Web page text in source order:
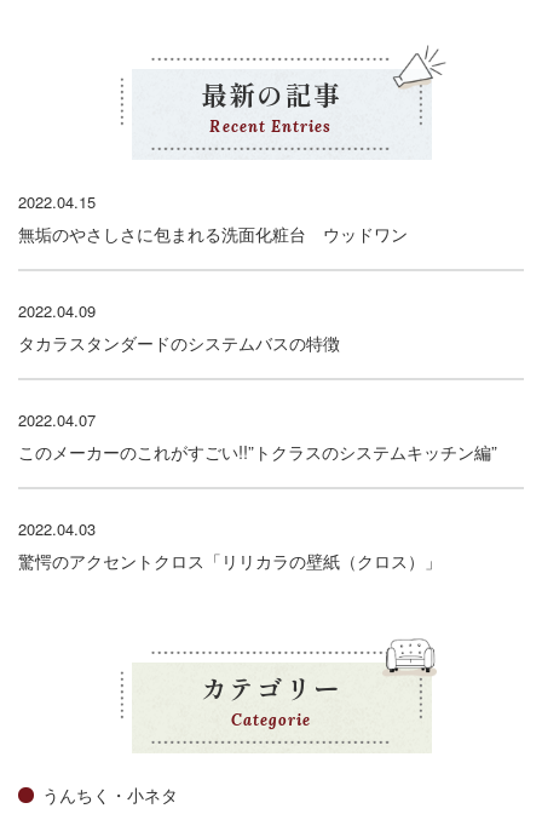
最新の記事
Recent Entries
2022.04.15
無垢のやさしさに包まれる洗面化粧台 ウッドワン
2022.04.09
タカラスタンダードのシステムバスの特徴
2022.04.07
このメーカーのこれがすごい!!”トクラスのシステムキッチン編”
2022.04.03
驚愕のアクセントクロス「リリカラの壁紙（クロス）」
カテゴリー
Categorie
うんちく・小ネタ